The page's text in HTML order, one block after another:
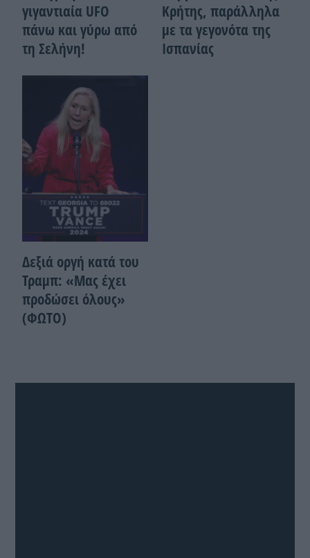
γιγαντιαία UFO
πάνω και γύρω από
τη Σελήνη!
Κρήτης, παράλληλα
με τα γεγονότα της
Ισπανίας
Δεξιά οργή κατά του
Τραμπ: «Μας έχει
προδώσει όλους»
(ΦΩΤΟ)